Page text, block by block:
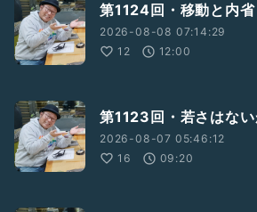
第1124回・移動と内省
2026-08-08 07:14:29
12
12:00
第1123回・若さはな
2026-08-07 05:46:12
16
09:20